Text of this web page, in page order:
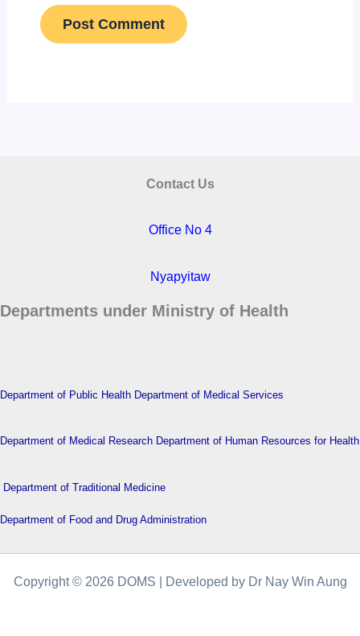
Contact Us
Office No 4
Nyapyitaw
Departments under Ministry of Health
Department of Public Health Department of Medical Services
Department of Medical Research Department of Human Resources for Health
Department of Traditional Medicine
Department of Food and Drug Administration
Copyright © 2026 DOMS | Developed by Dr Nay Win Aung